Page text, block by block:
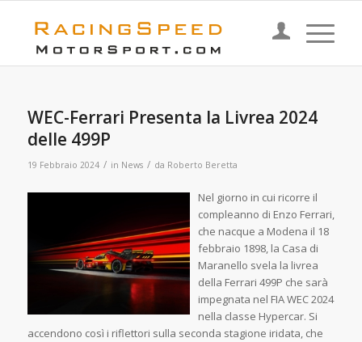
WEC-Ferrari Presenta la Livrea 2024
delle 499P
19 Febbraio 2024 / in News / da Roberto Beretta
Nel giorno in cui ricorre il
compleanno di Enzo Ferrari,
che nacque a Modena il 18
febbraio 1898, la Casa di
Maranello svela la livrea
della Ferrari 499P che sarà
impegnata nel FIA WEC 2024
nella classe Hypercar. Si
accendono così i riflettori sulla seconda stagione iridata, che